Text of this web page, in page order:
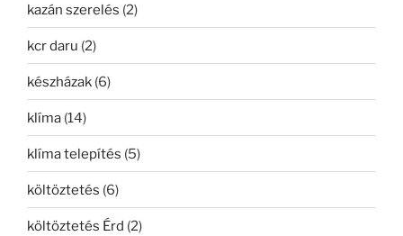
kazán szerelés (2)
kcr daru (2)
készházak (6)
klíma (14)
klíma telepítés (5)
költöztetés (6)
költöztetés Érd (2)